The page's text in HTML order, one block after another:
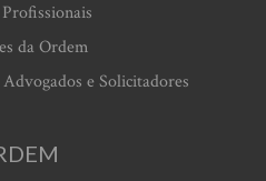
da Ordem
e Solicitadores